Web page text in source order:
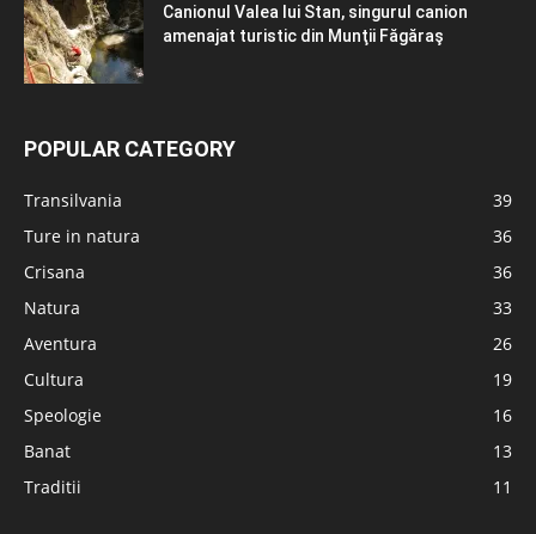
Canionul Valea lui Stan, singurul canion
amenajat turistic din Munţii Făgăraş
POPULAR CATEGORY
Transilvania
39
Ture in natura
36
Crisana
36
Natura
33
Aventura
26
Cultura
19
Speologie
16
Banat
13
Traditii
11